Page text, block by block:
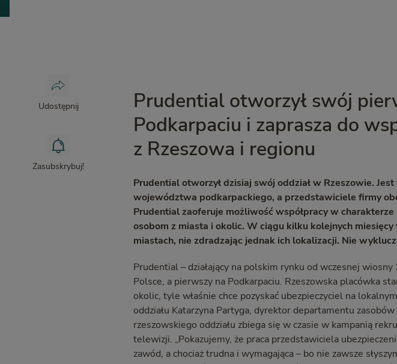
Prudential otworzył swój
Podkarpaciu i zaprasza do
z Rzeszowa i regionu
Prudential otworzył dzisiaj swój oddział w Rzeszowie.
województwa podkarpackiego, a przedstawiciele firmy
Prudential zaoferuje możliwość współpracy w
osobom z miasta i okolic. W ciągu kilku kolejnych
miastach, nie zdradzając jednak ich lokalizacji. Nie
Prudential – działający na polskim rynku od wczesnej
Polsce, a pierwszy na Podkarpaciu. Rzeszowska placówka
okolic, tyle właśnie chce pozyskać ubezpieczyciel na
oddziału Katarzyna Partyga, dyrektor departamentu
rzeszowskiego oddziału zbiega się w czasie w kampanią
telewizji. „Pokazujemy, że praca przedstawiciela
zawód, a chociaż trudna i wymagająca – bo nie zawsze
Udostępnij
Zasubskrybuj!